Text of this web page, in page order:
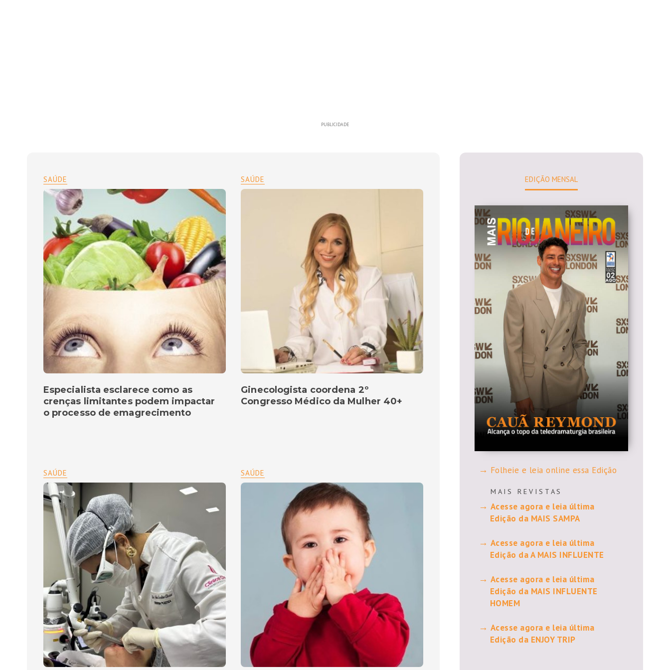
PUBLICIDADE
SAÚDE
Ginecologista coordena 2º
Congresso Médico da Mulher 40+
SAÚDE
Especialista esclarece como as
crenças limitantes podem impactar
o processo de emagrecimento
SAÚDE
SAÚDE
EDIÇÃO MENSAL
Folheie e leia online essa Edição
M A I S R E V I S T A S
Acesse agora e leia última
Edição da MAIS SAMPA
Acesse agora e leia última
Edição da A MAIS INFLUENTE
Acesse agora e leia última
Edição da MAIS INFLUENTE
HOMEM
Acesse agora e leia última
Edição da ENJOY TRIP